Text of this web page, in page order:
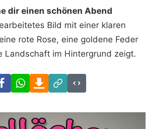
dir einen schönen Abend
Bild mit einer klaren
rote Rose, eine goldene Feder
Landschaft im Hintergrund zeigt.
FacebookWhatsAppDownload
Link
Code